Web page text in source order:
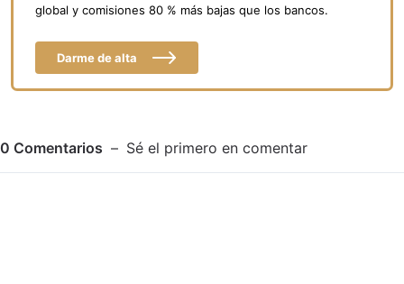
global y comisiones 80 % más bajas que los bancos.
Darme de alta
0 Comentarios Sé el primero en comentar